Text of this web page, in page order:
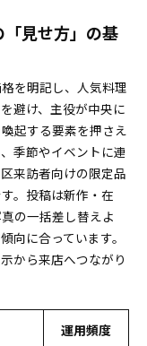
見せ方」の基
を明記し、人気料理
避け、主役が中央に
起する要素を押さえ
季節やイベントに連
来訪者向けの限定品
。投稿は新作・在
の一括差し替えよ
傾向に合っています。
から来店へつながり
運用頻度